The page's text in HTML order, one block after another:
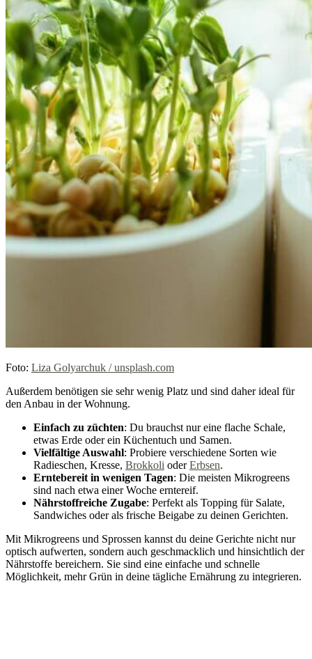
Foto: Liza Golyarchuk / unsplash.com
Außerdem benötigen sie sehr wenig Platz und sind daher ideal für
den Anbau in der Wohnung.
Einfach zu züchten: Du brauchst nur eine flache Schale,
etwas Erde oder ein Küchentuch und Samen.
Vielfältige Auswahl: Probiere verschiedene Sorten wie
Radieschen, Kresse, Brokkoli oderErbsen.
Erntebereit in wenigen Tagen: Die meisten Mikrogreens
sind nach etwa einer Woche erntereif.
Nährstoffreiche Zugabe: Perfekt als Topping für Salate,
Sandwiches oder als frische Beigabe zu deinen Gerichten.
Mit Mikrogreens und Sprossen kannst du deine Gerichte nicht nur
optisch aufwerten, sondern auch geschmacklich und hinsichtlich der
Nährstoffe bereichern. Sie sind eine einfache und schnelle
Möglichkeit, mehr Grün in deine tägliche Ernährung zu integrieren.